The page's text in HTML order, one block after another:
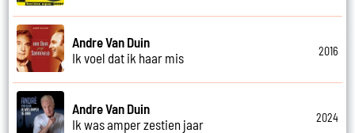
Andre Van Duin
Ik voel dat ik haar mis
2016
Andre Van Duin
Ik was amper zestien jaar
2024